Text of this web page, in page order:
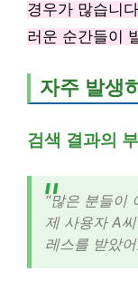
경우가 많습니
러운 순간들이
자주 발생
검색 결과의
“많은 분들이
제 사용자 A
레스를 받았어